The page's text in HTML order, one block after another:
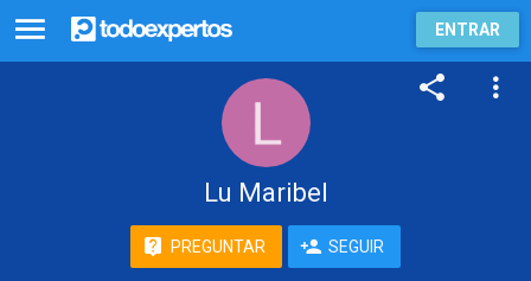
ENTRAR
Lu Maribel
PREGUNTAR SEGUIR